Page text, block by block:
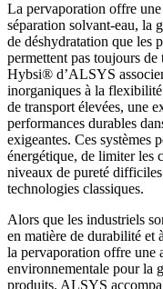
La pervaporation offre
séparation solvant-eau, la
de déshydratation que les
permettent pas toujours
Hybsi® d’ALSYS
inorganiques à la flexibilité
de transport élevées, une
performances durables
exigeantes. Ces systèmes
énergétique, de limiter les
niveaux de pureté
technologies classiques.
Alors que les industriels
en matière de durabilité et
la pervaporation offre une
environnementale pour la
produits. ALSYS